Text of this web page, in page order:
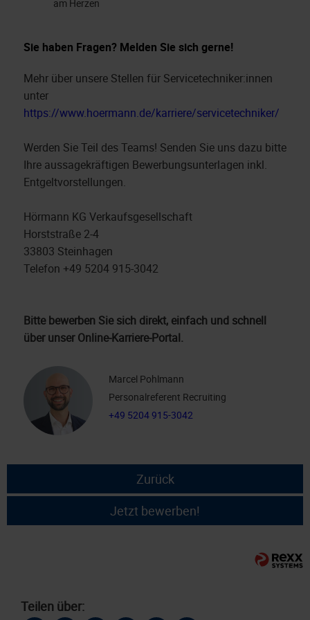
am Herzen
Sie haben Fragen? Melden Sie sich gerne!
Mehr über unsere Stellen für Servicetechniker:innen
unter
https://www.hoermann.de/karriere/servicetechniker/
Werden Sie Teil des Teams! Senden Sie uns dazu bitte
Ihre aussagekräftigen Bewerbungsunterlagen inkl.
Entgeltvorstellungen.
Hörmann KG Verkaufsgesellschaft
Horststraße 2-4
33803 Steinhagen
Telefon +49 5204 915-3042
Bitte bewerben Sie sich direkt, einfach und schnell
über unser Online-Karriere-Portal.
Marcel Pohlmann
Personalreferent Recruiting
+49 5204 915-3042
Zurück
Jetzt bewerben!
Teilen über: